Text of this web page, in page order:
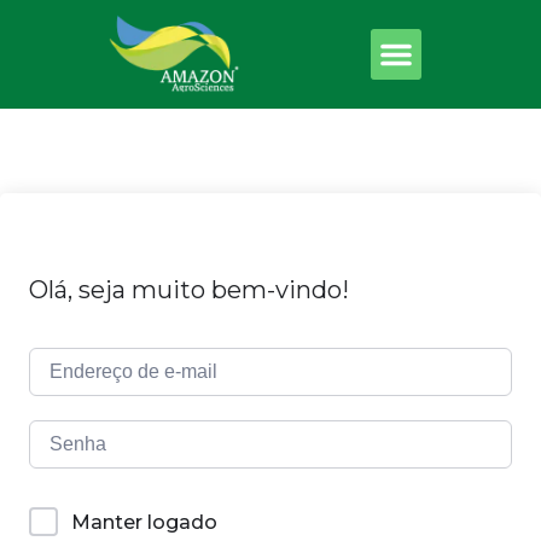
Olá, seja muito bem-vindo!
Manter logado